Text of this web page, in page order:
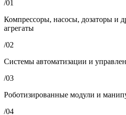
/01
Компрессоры, насосы, дозаторы и
агрегаты
/02
Системы автоматизации и
/03
Роботизированные модули и
/04